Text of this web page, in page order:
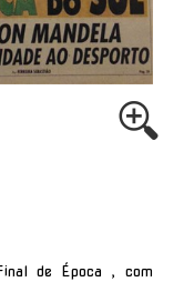
de Época , com